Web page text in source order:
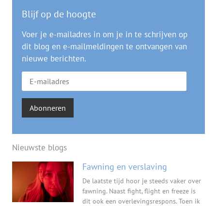
Blijf op de hoogte
Voer je e-mailadres in om je in te schrijven op
dit blog en e-mailmeldingen te ontvangen van
nieuwe berichten.
Abonneren
Nieuwste blogs
Fawning en verslaving
De laatste tijd hoor je steeds vaker over
fawning. Naast fight, flight en freeze is
dit ook een overlevingsrespons. Toen ik